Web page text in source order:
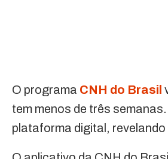
O programa CNH do Brasil
tem menos de três
plataforma digital,